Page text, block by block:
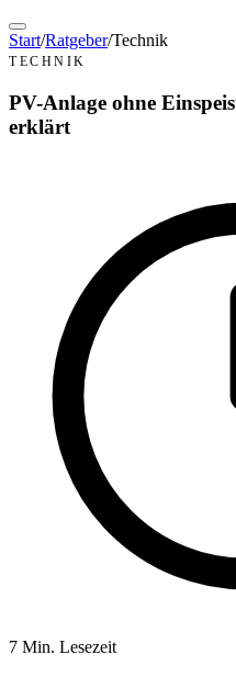
Start/Ratgeber/Technik
TECHNIK
PV-Anlage ohne
erklärt
7 Min. Lesezeit